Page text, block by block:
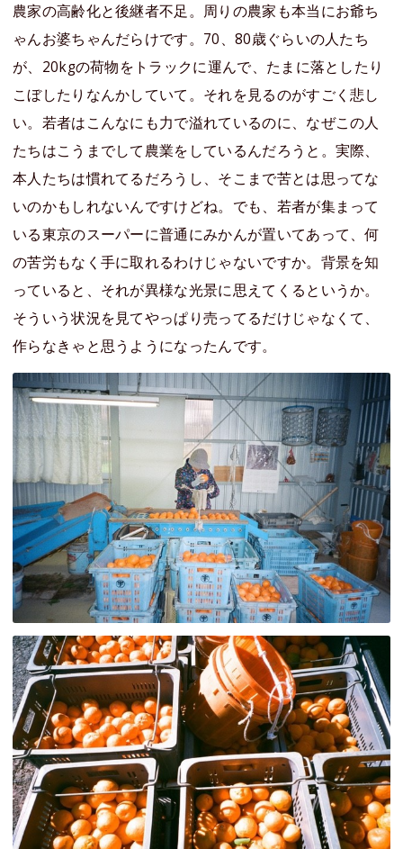
農家の高齢化と後継者不足。周りの農家も本当にお爺ち
ゃんお婆ちゃんだらけです。70、80歳ぐらいの人たち
が、20kgの荷物をトラックに運んで、たまに落としたり
こぼしたりなんかしていて。それを見るのがすごく悲し
い。若者はこんなにも力で溢れているのに、なぜこの人
たちはこうまでして農業をしているんだろうと。実際、
本人たちは慣れてるだろうし、そこまで苦とは思ってな
いのかもしれないんですけどね。でも、若者が集まって
いる東京のスーパーに普通にみかんが置いてあって、何
の苦労もなく手に取れるわけじゃないですか。背景を知
っていると、それが異様な光景に思えてくるというか。
そういう状況を見てやっぱり売ってるだけじゃなくて、
作らなきゃと思うようになったんです。